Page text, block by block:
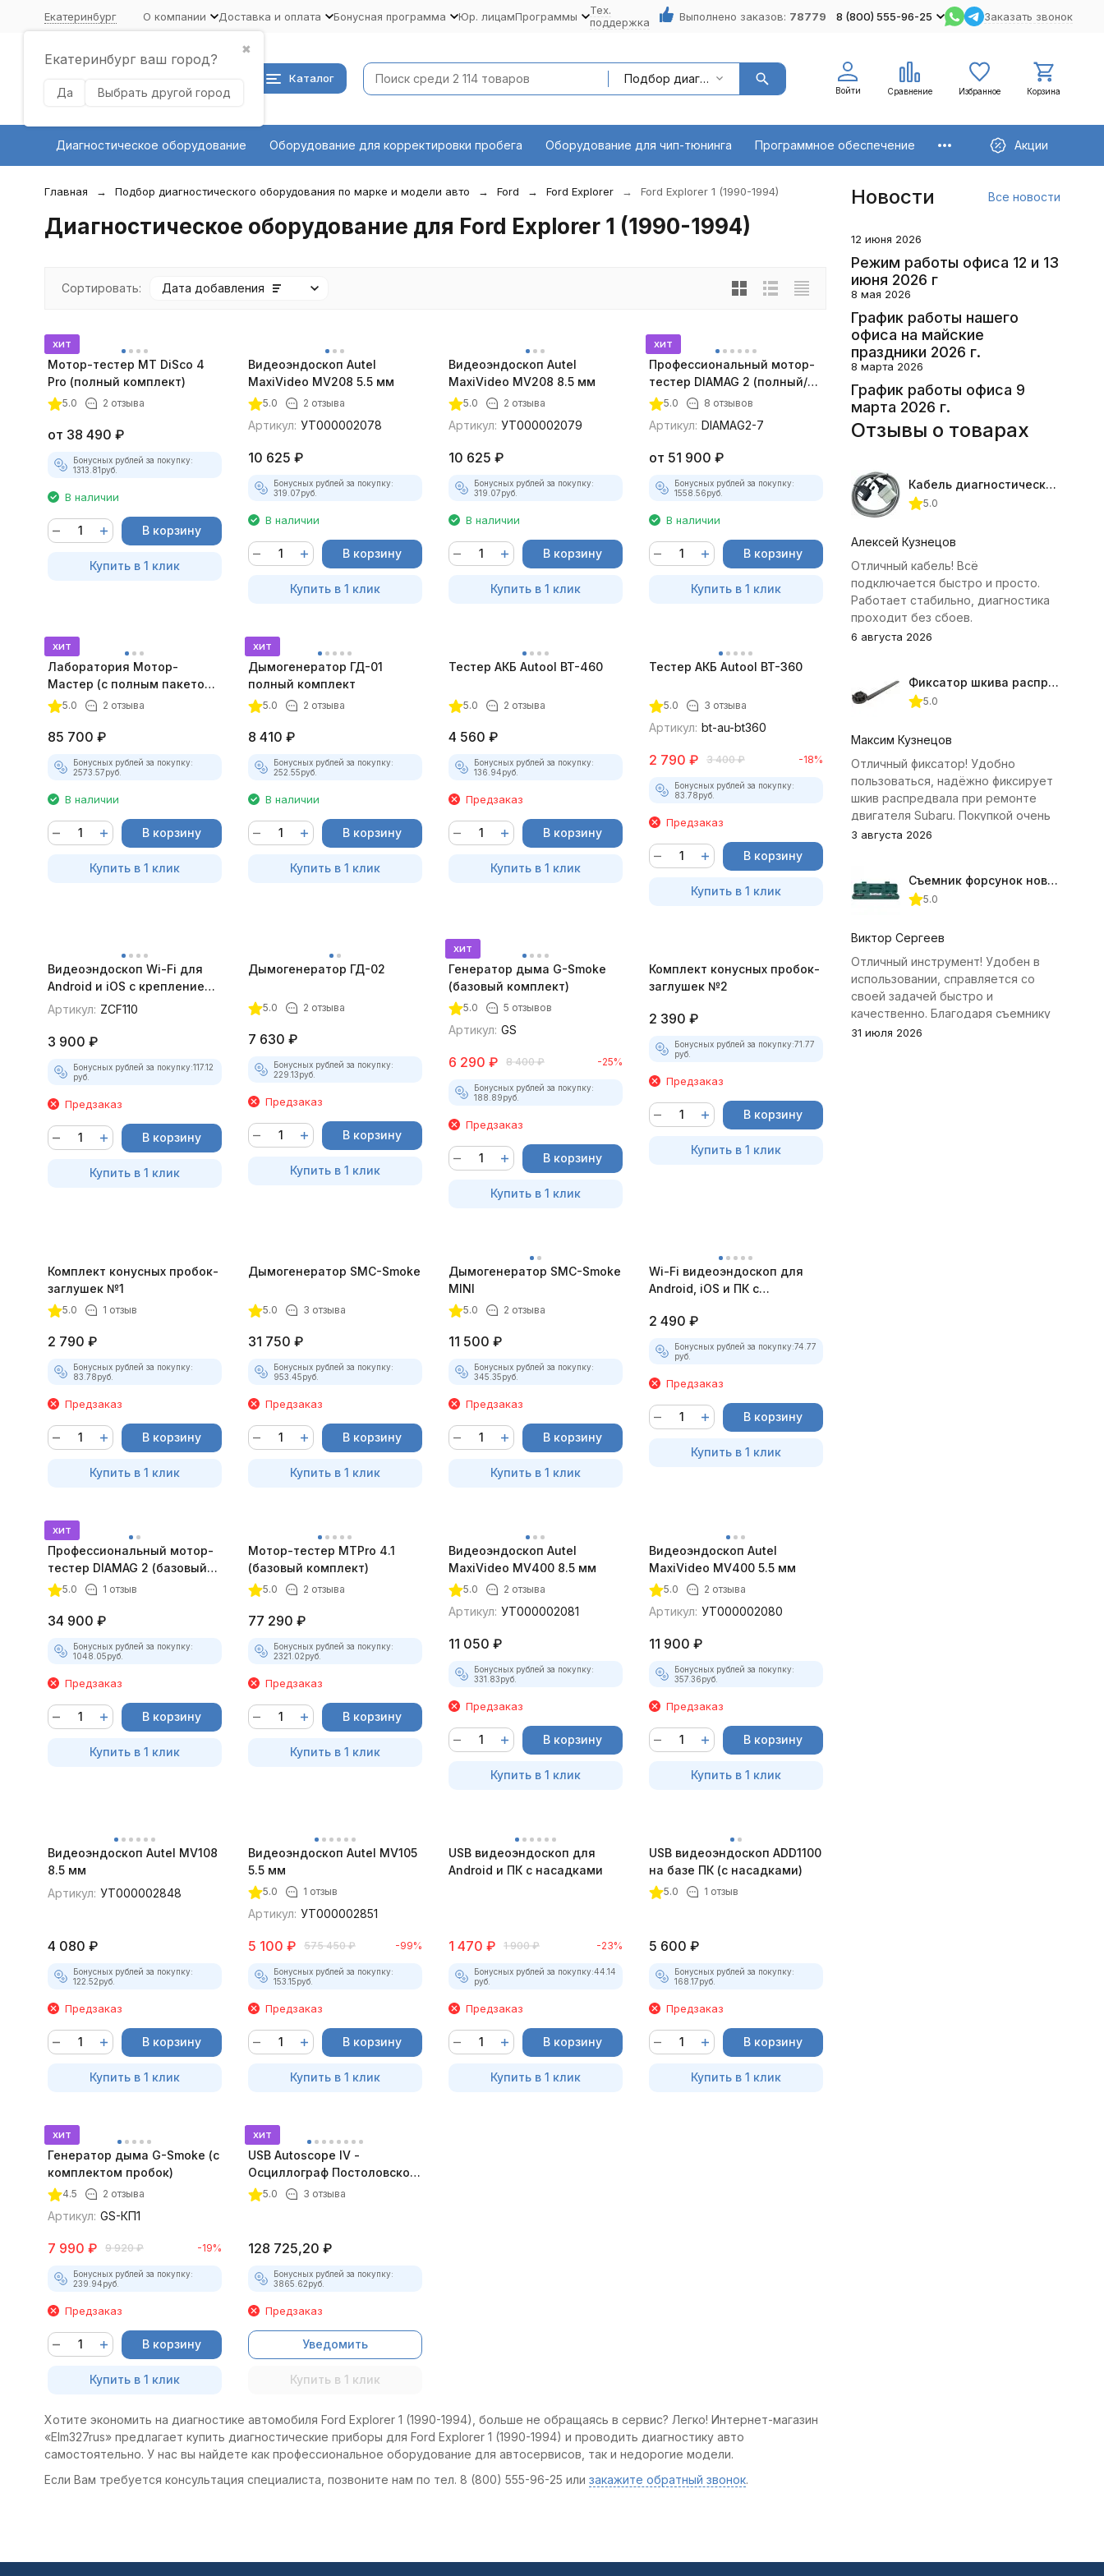
Екатеринбург
✖
Екатеринбург ваш город?
Да Выбрать другой город
О компании Доставка и оплата Бонусная программа Юр. лицамПрограммы
Тех.
поддержка
Выполнено заказов: 78779 8 (800) 555-96-25 Заказать звонок
Каталог Подбор диагностического оборудования по марке и модели авто
Войти Сравнение Избранное Корзина
Диагностическое оборудование Оборудование для корректировки пробега Оборудование для чип-тюнинга Программное обеспечение Акции
Главная Подбор диагностического оборудования по марке и модели авто Ford Ford Explorer Ford Explorer 1 (1990-1994)
Диагностическое оборудование для Ford Explorer 1 (1990-1994)
Сортировать: Дата добавления
хит
Мотор-тестер MT DiSco 4
Pro (полный комплект)
5.0 2 отзыва
от 38 490 ₽
Бонусных рублей за покупку:
1313.81руб.
В наличии
В корзину
Купить в 1 клик
Видеоэндоскоп Autel
MaxiVideo MV208 5.5 мм
5.0 2 отзыва
Артикул: УТ000002078
10 625 ₽
Бонусных рублей за покупку:
319.07руб.
В наличии
В корзину
Купить в 1 клик
Видеоэндоскоп Autel
MaxiVideo MV208 8.5 мм
5.0 2 отзыва
Артикул: УТ000002079
10 625 ₽
Бонусных рублей за покупку:
319.07руб.
В наличии
В корзину
Купить в 1 клик
хит
Профессиональный мотор-
тестер DIAMAG 2 (полный/
максимальный комплект)
5.0 8 отзывов
Артикул: DIAMAG2-7
от 51 900 ₽
Бонусных рублей за покупку:
1558.56руб.
В наличии
В корзину
Купить в 1 клик
хит
Лаборатория Мотор-
Мастер (с полным пакетом
лицензий)
5.0 2 отзыва
85 700 ₽
Бонусных рублей за покупку:
2573.57руб.
В наличии
В корзину
Купить в 1 клик
хит
Дымогенератор ГД-01
полный комплект
5.0 2 отзыва
8 410 ₽
Бонусных рублей за покупку:
252.55руб.
В наличии
В корзину
Купить в 1 клик
Тестер АКБ Autool BT-460
5.0 2 отзыва
4 560 ₽
Бонусных рублей за покупку:
136.94руб.
Предзаказ
В корзину
Купить в 1 клик
Тестер АКБ Autool BT-360
5.0 3 отзыва
Артикул: bt-au-bt360
2 790 ₽ 3 400 ₽ -18%
Бонусных рублей за покупку:
83.78руб.
Предзаказ
В корзину
Купить в 1 клик
Видеоэндоскоп Wi-Fi для
Android и iOS с креплением
для смартфона
Артикул: ZCF110
3 900 ₽
Бонусных рублей за покупку:117.12
руб.
Предзаказ
В корзину
Купить в 1 клик
Дымогенератор ГД-02
5.0 2 отзыва
7 630 ₽
Бонусных рублей за покупку:
229.13руб.
Предзаказ
В корзину
Купить в 1 клик
хит
Генератор дыма G-Smoke
(базовый комплект)
5.0 5 отзывов
Артикул: GS
6 290 ₽ 8 400 ₽ -25%
Бонусных рублей за покупку:
188.89руб.
Предзаказ
В корзину
Купить в 1 клик
Комплект конусных пробок-
заглушек №2
2 390 ₽
Бонусных рублей за покупку:71.77
руб.
Предзаказ
В корзину
Купить в 1 клик
Комплект конусных пробок-
заглушек №1
5.0 1 отзыв
2 790 ₽
Бонусных рублей за покупку:
83.78руб.
Предзаказ
В корзину
Купить в 1 клик
Дымогенератор SMC-Smoke
5.0 3 отзыва
31 750 ₽
Бонусных рублей за покупку:
953.45руб.
Предзаказ
В корзину
Купить в 1 клик
Дымогенератор SMC-Smoke
MINI
5.0 2 отзыва
11 500 ₽
Бонусных рублей за покупку:
345.35руб.
Предзаказ
В корзину
Купить в 1 клик
Wi-Fi видеоэндоскоп для
Android, iOS и ПК с
2 490 ₽
Бонусных рублей за покупку:74.77
руб.
Предзаказ
В корзину
Купить в 1 клик
хит
Профессиональный мотор-
тестер DIAMAG 2 (базовый
комплект)
5.0 1 отзыв
34 900 ₽
Бонусных рублей за покупку:
1048.05руб.
Предзаказ
В корзину
Купить в 1 клик
Мотор-тестер MTPro 4.1
(базовый комплект)
5.0 2 отзыва
77 290 ₽
Бонусных рублей за покупку:
2321.02руб.
Предзаказ
В корзину
Купить в 1 клик
Видеоэндоскоп Autel
MaxiVideo MV400 8.5 мм
5.0 2 отзыва
Артикул: УТ000002081
11 050 ₽
Бонусных рублей за покупку:
331.83руб.
Предзаказ
В корзину
Купить в 1 клик
Видеоэндоскоп Autel
MaxiVideo MV400 5.5 мм
5.0 2 отзыва
Артикул: УТ000002080
11 900 ₽
Бонусных рублей за покупку:
357.36руб.
Предзаказ
В корзину
Купить в 1 клик
Видеоэндоскоп Autel MV108
8.5 мм
Артикул: УТ000002848
4 080 ₽
Бонусных рублей за покупку:
122.52руб.
Предзаказ
В корзину
Купить в 1 клик
Видеоэндоскоп Autel MV105
5.5 мм
5.0 1 отзыв
Артикул: УТ000002851
5 100 ₽ 575 450 ₽ -99%
Бонусных рублей за покупку:
153.15руб.
Предзаказ
В корзину
Купить в 1 клик
USB видеоэндоскоп для
Android и ПК с насадками
1 470 ₽ 1 900 ₽ -23%
Бонусных рублей за покупку:44.14
руб.
Предзаказ
В корзину
Купить в 1 клик
USB видеоэндоскоп ADD1100
на базе ПК (с насадками)
5.0 1 отзыв
5 600 ₽
Бонусных рублей за покупку:
168.17руб.
Предзаказ
В корзину
Купить в 1 клик
хит
Генератор дыма G-Smoke (c
комплектом пробок)
4.5 2 отзыва
Артикул: GS-КП1
7 990 ₽ 9 920 ₽ -19%
Бонусных рублей за покупку:
239.94руб.
Предзаказ
В корзину
Купить в 1 клик
хит
USB Autoscope IV -
Осциллограф Постоловского
4 (полный комплект)
5.0 3 отзыва
128 725,20 ₽
Бонусных рублей за покупку:
3865.62руб.
Предзаказ
Уведомить
Купить в 1 клик
Хотите экономить на диагностике автомобиля Ford Explorer 1 (1990-1994), больше не обращаясь в сервис? Легко! Интернет-магазин
«Elm327rus» предлагает купить диагностические приборы для Ford Explorer 1 (1990-1994) и проводить диагностику авто
самостоятельно. У нас вы найдете как профессиональное оборудование для автосервисов, так и недорогие модели.
Если Вам требуется консультация специалиста, позвоните нам по тел. 8 (800) 555-96-25 или закажите обратный звонок.
Новости Все новости
12 июня 2026
Режим работы офиса 12 и 13
июня 2026 г
8 мая 2026
График работы нашего
офиса на майские
праздники 2026 г.
8 марта 2026
График работы офиса 9
марта 2026 г.
Отзывы о товарах
Кабель диагностический ГАЗ 24 для АВТОАС
5.0
Алексей Кузнецов
Отличный кабель! Всё
подключается быстро и просто.
Работает стабильно, диагностика
проходит без сбоев.
6 августа 2026
Фиксатор шкива распредвала (Subaru) JTC-4409
5.0
Максим Кузнецов
Отличный фиксатор! Удобно
пользоваться, надёжно фиксирует
шкив распредвала при ремонте
двигателя Subaru. Покупкой очень
доволен.
3 августа 2026
Съемник форсунок новых дизельных двигателей Jonnesway
5.0
Виктор Сергеев
Отличный инструмент! Удобен в
использовании, справляется со
своей задачей быстро и
качественно. Благодаря съемнику
удалось избежать лишних хлопот с
31 июля 2026